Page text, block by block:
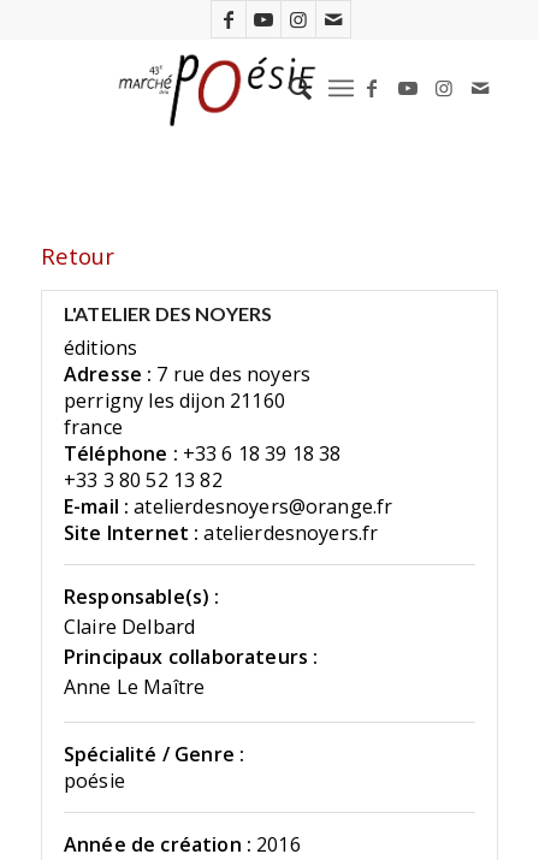
Retour
L'ATELIER DES NOYERS
éditions
Adresse : 7 rue des noyers
perrigny les dijon 21160
france
Téléphone : +33 6 18 39 18 38
+33 3 80 52 13 82
E-mail : atelierdesnoyers@orange.fr
Site Internet : atelierdesnoyers.fr
Responsable(s) :
Claire Delbard
Principaux collaborateurs :
Anne Le Maître
Spécialité / Genre :
poésie
Année de création : 2016